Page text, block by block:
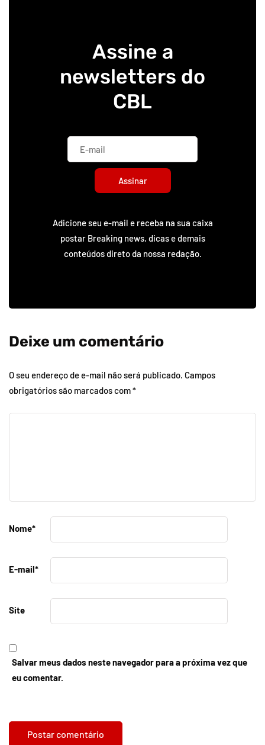
Assine a
newsletters do
CBL
Assinar
Adicione seu e-mail e receba na sua caixa
postar Breaking news, dicas e demais
conteúdos direto da nossa redação.
Deixe um comentário
O seu endereço de e-mail não será publicado. Campos
obrigatórios são marcados com*
Nome*
E-mail*
Site
Salvar meus dados neste navegador para a próxima vez que
eu comentar.